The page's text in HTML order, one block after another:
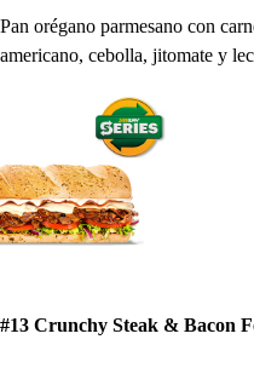
Pan orégano parmesano con
americano, cebolla, jitomate y
#13 Crunchy Steak & Bacon